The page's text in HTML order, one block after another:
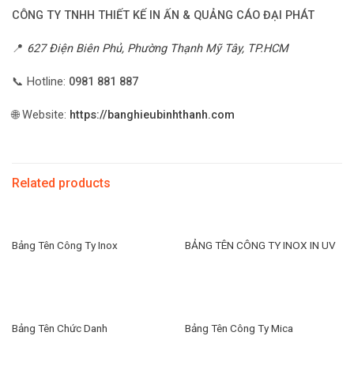
CÔNG TY TNHH THIẾT KẾ IN ẤN & QUẢNG CÁO ĐẠI PHÁT
📍 627 Điện Biên Phủ, Phường Thạnh Mỹ Tây, TP.HCM
📞 Hotline: 0981 881 887
🌐 Website: https://banghieubinhthanh.com
Related products
Bảng Tên Công Ty Inox BẢNG TÊN CÔNG TY INOX IN UV
Bảng Tên Chức Danh Bảng Tên Công Ty Mica